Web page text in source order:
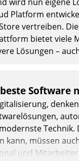
Platform
vertreiben.
bietet viele
Lösungen –
Software
Technik.
kann, müssen
und